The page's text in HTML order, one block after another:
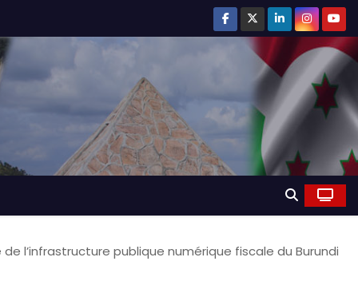
de l’infrastructure publique numérique fiscale du Burundi